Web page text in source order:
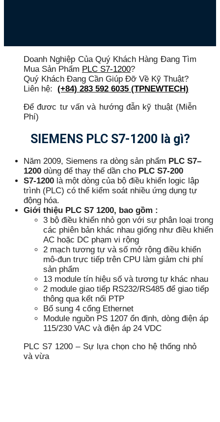
Doanh Nghiệp Của Quý Khách Hàng Đang Tìm
Mua Sản Phẩm PLC S7-1200?
Quý Khách Đang Cần Giúp Đỡ Về Kỹ Thuật?
Liên hệ: (+84) 283 592 6035 (TPNEWTECH)
Để đươc tư vấn và hướng đẫn kỹ thuật (Miễn
Phí)
SIEMENS PLC S7-1200 là gì?
Năm 2009, Siemens ra dòng sản phẩm PLC S7–
1200 dùng để thay thế dần cho PLC S7-200
S7-1200 là một dòng của bộ điều khiển logic lập
trình (PLC) có thể kiểm soát nhiều ứng dụng tự
động hóa.
Giới thiệu PLC S7 1200, bao gồm :
3 bộ điều khiển nhỏ gọn với sự phân loại trong
các phiên bản khác nhau giống như điều khiển
AC hoặc DC phạm vi rộng
2 mạch tương tự và số mở rộng điều khiển
mô-đun trực tiếp trên CPU làm giảm chi phí
sản phẩm
13 module tín hiệu số và tương tự khác nhau
2 module giao tiếp RS232/RS485 để giao tiếp
thông qua kết nối PTP
Bổ sung 4 cổng Ethernet
Module nguồn PS 1207 ổn định, dòng điện áp
115/230 VAC và điện áp 24 VDC
PLC S7 1200 – Sự lựa chọn cho hệ thống nhỏ
và vừa